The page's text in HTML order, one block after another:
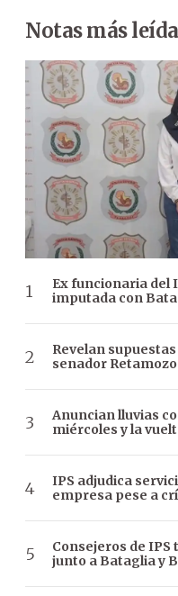
Notas más
Ex funcionaria del
imputada con
Revelan
senador Retamozo
Anuncian lluvias
miércoles y la
IPS adjudica
empresa pese a
Consejeros de
junto a Bataglia y